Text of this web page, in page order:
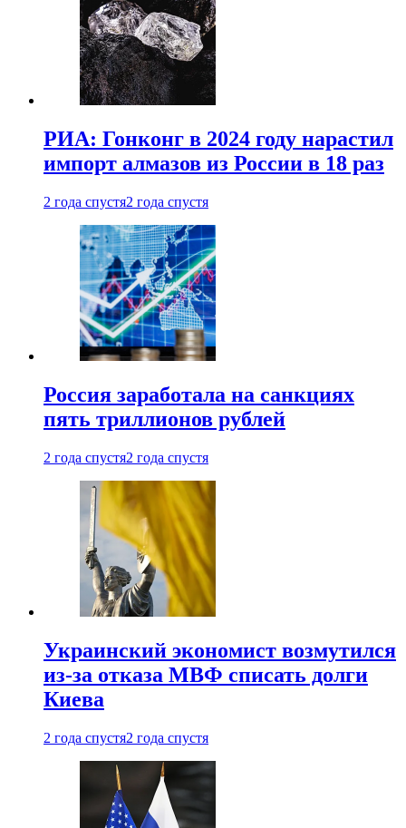
РИА: Гонконг в 2024 году нарастил
импорт алмазов из России в 18 раз
2 года спустя2 года спустя
Россия заработала на санкциях
пять триллионов рублей
2 года спустя2 года спустя
Украинский экономист возмутился
из-за отказа МВФ списать долги
Киева
2 года спустя2 года спустя